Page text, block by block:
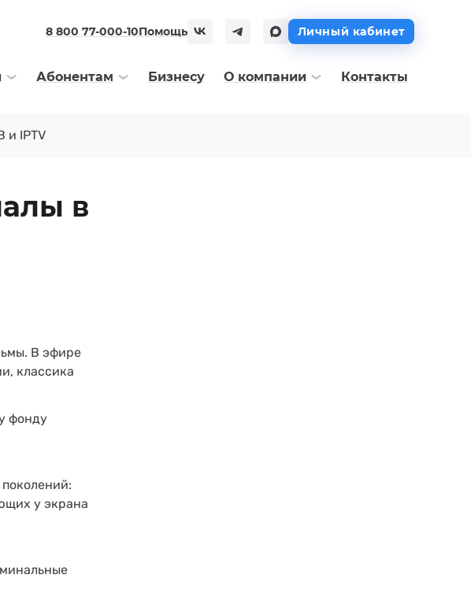
8 800 77-000-10Помощь Личный кабинет
Абонентам Бизнесу О компании Контакты
и IPTV
в
В эфире
классика
фонду
у экрана